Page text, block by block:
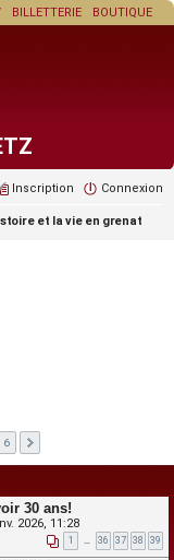
BOUTIQUE
BILLETTERIE
Connexion
Inscription
et la vie en grenat
6
30 ans!
2026, 11:28
1 … 36 37 38 39